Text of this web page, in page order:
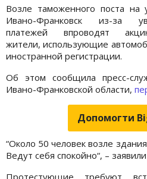
Возле таможенного поста
Ивано-Франковск из-за
платежей впроводят
жители, использующие
иностранной регистрации.
Об этом сообщила пресс-
Ивано-Франковской области,
Допомогти
“Около 50 человек возле
Ведут себя спокойно“, –
Протестующие требуют